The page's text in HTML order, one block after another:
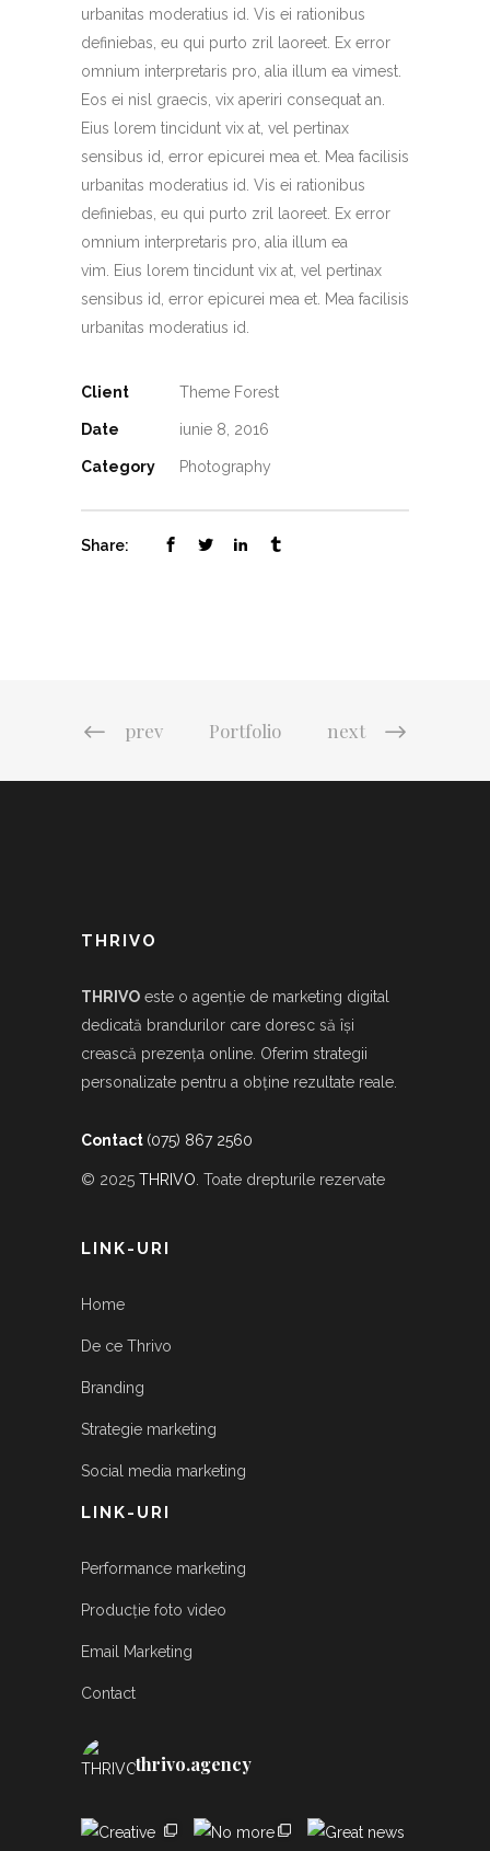
urbanitas moderatius id. Vis ei rationibus
definiebas, eu qui purto zril laoreet. Ex error
omnium interpretaris pro, alia illum ea vimest.
Eos ei nisl graecis, vix aperiri consequat an.
Eius lorem tincidunt vix at, vel pertinax
sensibus id, error epicurei mea et. Mea facilisis
urbanitas moderatius id. Vis ei rationibus
definiebas, eu qui purto zril laoreet. Ex error
omnium interpretaris pro, alia illum ea
vim. Eius lorem tincidunt vix at, vel pertinax
sensibus id, error epicurei mea et. Mea facilisis
urbanitas moderatius id.
Client Theme Forest
Date iunie 8, 2016
Category Photography
Share:
prev Portfolio next
THRIVO
THRIVO este o agenție de marketing digital
dedicată brandurilor care doresc să își
crească prezența online. Oferim strategii
personalizate pentru a obține rezultate reale.
Contact (075) 867 2560
© 2025 THRIVO . Toate drepturile rezervate
LINK-URI
Home
De ce Thrivo
Branding
Strategie marketing
Social media marketing
LINK-URI
Performance marketing
Producție foto video
Email Marketing
Contact
thrivo.agency